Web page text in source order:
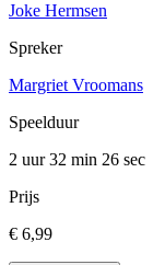
Joke Hermsen
Spreker
Margriet Vroomans
Speelduur
2 uur 32 min 26 sec
Prijs
€ 6,99